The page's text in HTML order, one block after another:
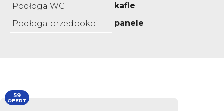
Podłoga WC
kafle
Podłoga przedpokoi
panele
59
OFERT